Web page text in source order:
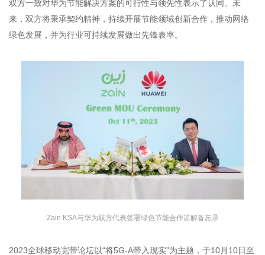
双方一致对华为节能解决方案的可行性与领先性表示了认同。未
来，双方将秉承契约精神，持续开展节能领域创新合作，推动网络
绿色发展，并为行业可持续发展做出先锋表率。
Zain KSA与华为双方代表签署绿色节能合作谅解备忘录
2023全球移动宽带论坛以“将5G-A带入现实”为主题，于10月10日至